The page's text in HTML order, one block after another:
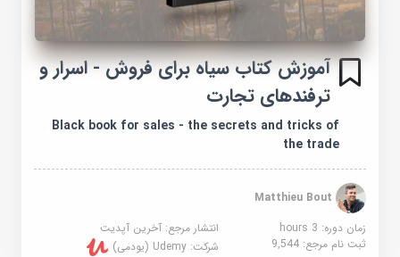
آموزش کتاب سیاه برای فروش - اسرار و
ترفندهای تجارت
Black book for sales - the secrets and tricks of
the trade
Matthieu Bout
زمان دوره: 3 hours
انتشار مرجع:آخرین آپدیت
ثبت نام مرجع:9,544 شرکت:Udemy (یودمی)